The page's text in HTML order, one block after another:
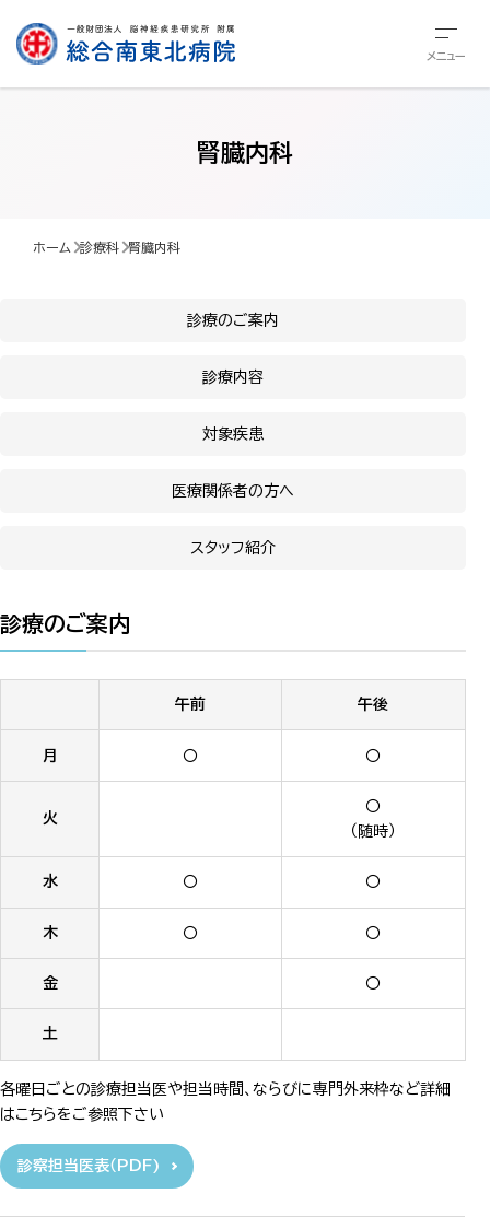
メニュー
腎臓内科
ホーム 診療科 腎臓内科
診療のご案内
診療内容
対象疾患
医療関係者の方へ
スタッフ紹介
診療のご案内
月
火
水
木
金
土
午前
〇
〇
〇
午後
〇
〇
（随時）
〇
〇
〇
各曜日ごとの診療担当医や担当時間、ならびに専門外来枠など詳細
はこちらをご参照下さい
診察担当医表（PDF)